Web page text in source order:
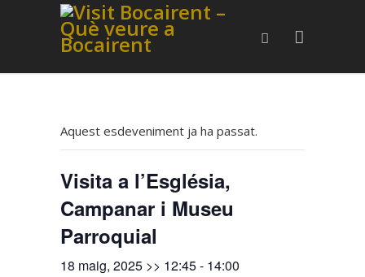
Aquest esdeveniment ja ha passat.
Visita a l’Església,
Campanar i Museu
Parroquial
18 maig, 2025 >> 12:45- 14:00